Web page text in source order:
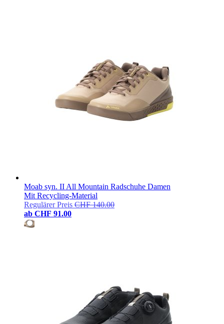
Moab syn. II All Mountain Radschuhe Damen
Mit Recycling-Material
Regulärer Preis CHF 140.00
ab CHF 91.00